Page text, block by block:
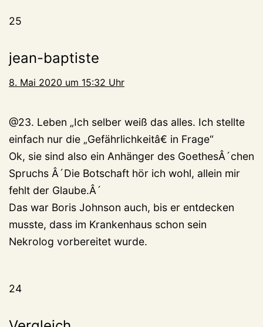
25
jean-baptiste
8. Mai 2020 um 15:32 Uhr
@23. Leben „Ich selber weiß das alles. Ich stellte
einfach nur die „Gefährlichkeitâ€ in Frage“
Ok, sie sind also ein Anhänger des GoethesÂ´chen
Spruchs Â´Die Botschaft hör ich wohl, allein mir
fehlt der Glaube.Â´
Das war Boris Johnson auch, bis er entdecken
musste, dass im Krankenhaus schon sein
Nekrolog vorbereitet wurde.
24